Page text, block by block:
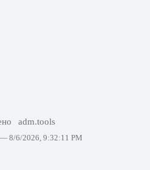
adm.tools
— 8/6/2026, 9:32:11 PM